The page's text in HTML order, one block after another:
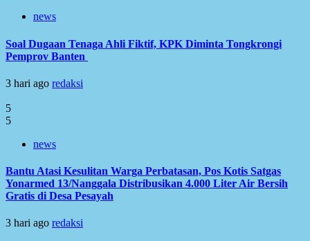
news
Soal Dugaan Tenaga Ahli Fiktif, KPK Diminta Tongkrongi
Pemprov Banten
3 hari ago redaksi
5
5
news
Bantu Atasi Kesulitan Warga Perbatasan, Pos Kotis Satgas
Yonarmed 13/Nanggala Distribusikan 4.000 Liter Air Bersih
Gratis di Desa Pesayah
3 hari ago redaksi